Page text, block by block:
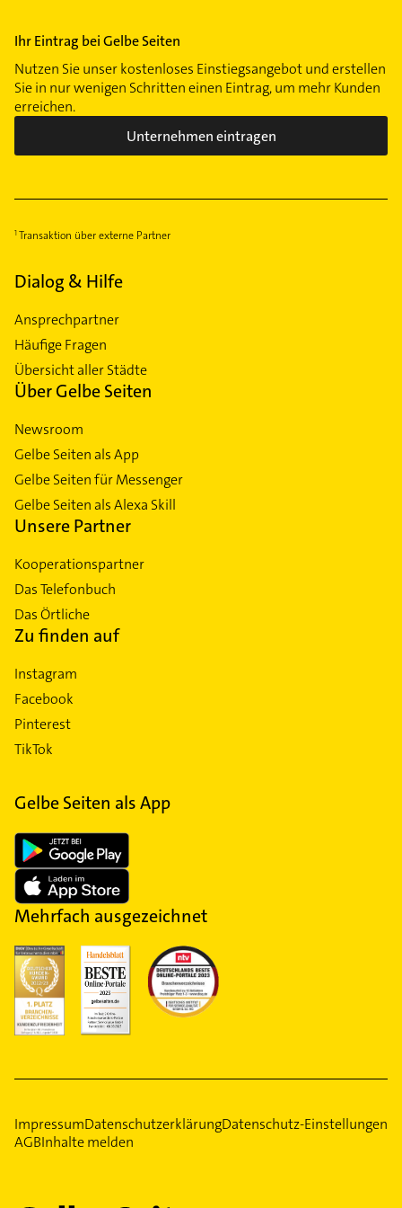
Lindenau
Lindenthal
Möckern
Mölkau
Mockau-Nord
Plagwitz
Südvorstadt
Schönefeld-Abtnaundorf
Schönefeld-Ost
Schleußig
Seehausen
Volkmarsdorf
Wiederitzsch
Zentrum
Zentrum-Nord
Zentrum-Süd
Zentrum-Südost
Zentrum-West
Ihr Eintrag bei Gelbe Seiten
Nutzen Sie unser kostenloses Einstiegsangebot und erstellen
Sie in nur wenigen Schritten einen Eintrag, um mehr Kunden
erreichen.
Unternehmen eintragen
Transaktion über externe Partner
Dialog & Hilfe
Ansprechpartner
Häufige Fragen
Übersicht aller Städte
Über Gelbe Seiten
Newsroom
Gelbe Seiten als App
Gelbe Seiten für Messenger
Gelbe Seiten als Alexa Skill
Unsere Partner
Kooperationspartner
Das Telefonbuch
Das Örtliche
Zu finden auf
Instagram
Facebook
Pinterest
TikTok
Gelbe Seiten als App
Mehrfach ausgezeichnet
ImpressumDatenschutzerklärungDatenschutz-Einstellungen
AGBInhalte melden